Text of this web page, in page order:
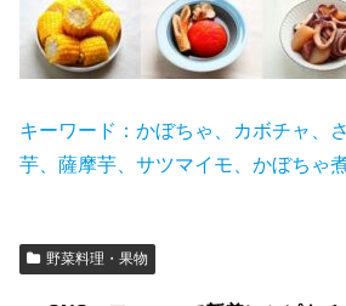
キーワード：かぼちゃ、カボチャ、
芋、薩摩芋、サツマイモ 、かぼちゃ
野菜料理・果物